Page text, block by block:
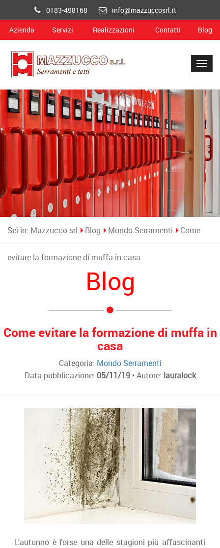
0183-498168 info@mazzuccosrl.it
Azienda Servizi Realizzazioni Contatti Blog
Sei in: Mazzucco srl Blog Mondo Serramenti Come
evitare la formazione di muffa in casa
Blog
Come evitare la formazione di muffa in
casa
Categoria: Mondo Serramenti
Data pubblicazione: 05/11/19• Autore: lauralock
L'autunno è forse una delle stagioni più affascinanti